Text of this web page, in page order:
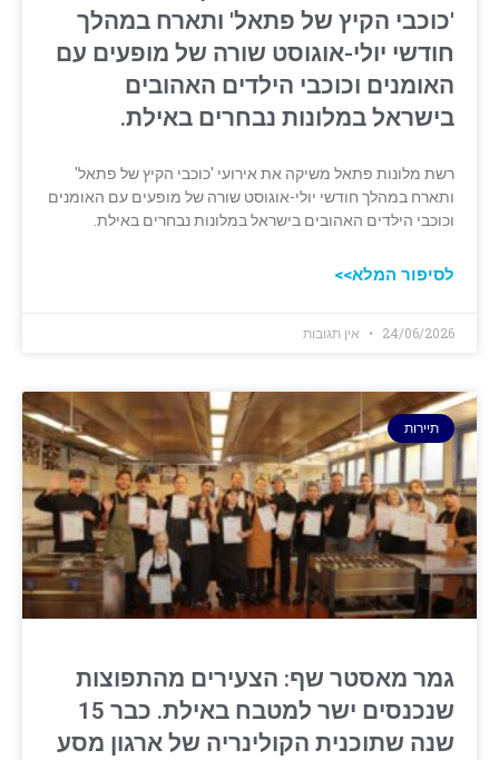
'כוכבי הקיץ של פתאל' ותארח במהלך
חודשי יולי-אוגוסט שורה של מופעים עם
האומנים וכוכבי הילדים האהובים
בישראל במלונות נבחרים באילת.
רשת מלונות פתאל משיקה את אירועי 'כוכבי הקיץ של פתאל'
ותארח במהלך חודשי יולי-אוגוסט שורה של מופעים עם האומנים
וכוכבי הילדים האהובים בישראל במלונות נבחרים באילת.
לסיפור המלא>>
24/06/2026 אין תגובות
תיירות
גמר מאסטר שף: הצעירים מהתפוצות
שנכנסים ישר למטבח באילת. כבר 15
שנה שתוכנית הקולינריה של ארגון מסע